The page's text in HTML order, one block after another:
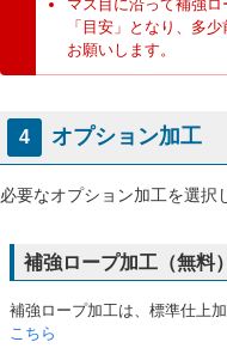
マス目に沿って補強
「目安」となり、多
お願いします。
4 オプション加工
必要なオプション加工を選択
補強ロープ加工（無料）
補強ロープ加工は、標準仕上加
こちら